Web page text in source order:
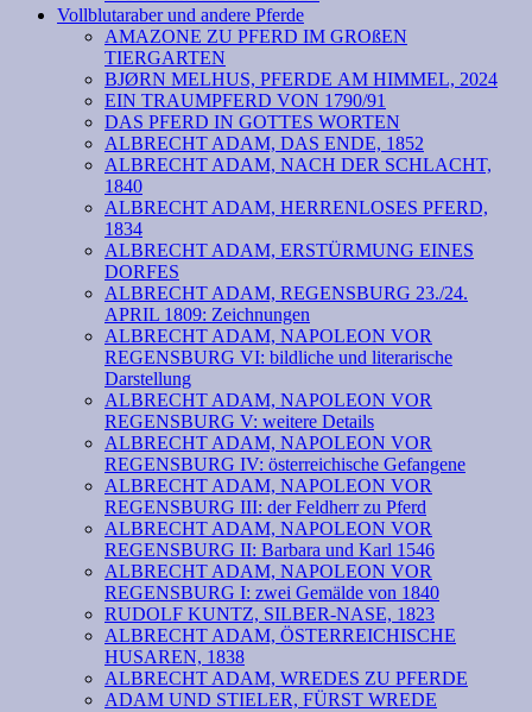
Vollblutaraber und andere Pferde
AMAZONE ZU PFERD IM GROßEN
TIERGARTEN
BJØRN MELHUS, PFERDE AM HIMMEL, 2024
EIN TRAUMPFERD VON 1790/91
DAS PFERD IN GOTTES WORTEN
ALBRECHT ADAM, DAS ENDE, 1852
ALBRECHT ADAM, NACH DER SCHLACHT,
1840
ALBRECHT ADAM, HERRENLOSES PFERD,
1834
ALBRECHT ADAM, ERSTÜRMUNG EINES
DORFES
ALBRECHT ADAM, REGENSBURG 23./24.
APRIL 1809: Zeichnungen
ALBRECHT ADAM, NAPOLEON VOR
REGENSBURG VI: bildliche und literarische
Darstellung
ALBRECHT ADAM, NAPOLEON VOR
REGENSBURG V: weitere Details
ALBRECHT ADAM, NAPOLEON VOR
REGENSBURG IV: österreichische Gefangene
ALBRECHT ADAM, NAPOLEON VOR
REGENSBURG III: der Feldherr zu Pferd
ALBRECHT ADAM, NAPOLEON VOR
REGENSBURG II: Barbara und Karl 1546
ALBRECHT ADAM, NAPOLEON VOR
REGENSBURG I: zwei Gemälde von 1840
RUDOLF KUNTZ, SILBER-NASE, 1823
ALBRECHT ADAM, ÖSTERREICHISCHE
HUSAREN, 1838
ALBRECHT ADAM, WREDES ZU PFERDE
ADAM UND STIELER, FÜRST WREDE